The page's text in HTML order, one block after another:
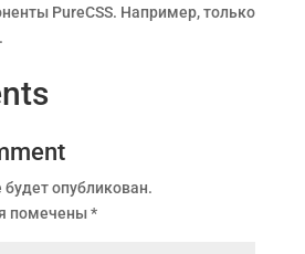
PureCSS. Например, только
опубликован.
помечены*